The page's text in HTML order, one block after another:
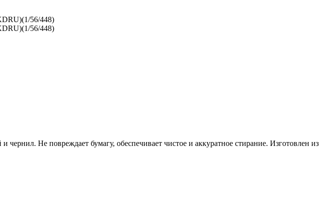
Не повреждает бумагу, обеспечивает чистое и аккуратное стирание. Изготовлен из